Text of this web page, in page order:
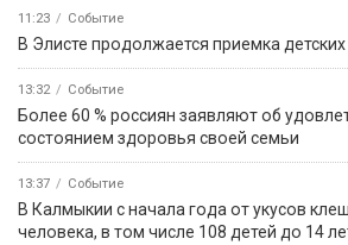
5 августа, 09:45
«Өрүнә һарц» от 05.08.2026.